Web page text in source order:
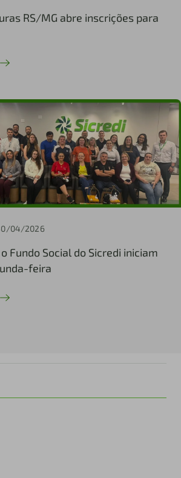
RS/MG abre inscrições para
04/2026
Fundo Social do Sicredi iniciam
feira